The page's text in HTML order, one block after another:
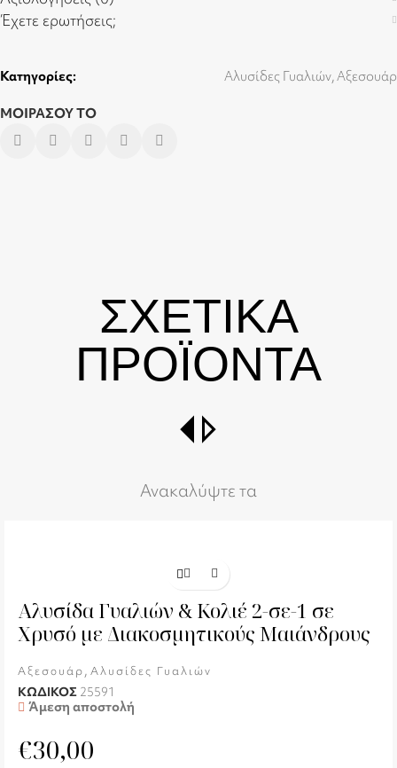
Έχετε ερωτήσεις;
Κατηγορίες: Αλυσίδες Γυαλιών,Αξεσουάρ
ΜΟΙΡΑΣΟΥ ΤΟ
ΣΧΕΤΙΚΑ
ΠΡΟΪΟΝΤΑ
switch_right
Ανακαλύψτε τα
Αλυσίδα Γυαλιών & Κολιέ 2-σε-1 σε
Χρυσό με Διακοσμητικούς Μαιάνδρους
Αξεσουάρ, Αλυσίδες Γυαλιών
ΚΩΔΙΚΟΣ 25591
Άμεση αποστολή
€30,00